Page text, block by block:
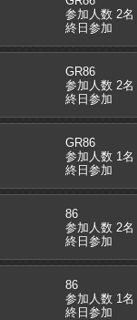
参加人数 2名
終日参加
GR86
参加人数 2名
終日参加
GR86
参加人数 1名
終日参加
86
参加人数 2名
終日参加
86
参加人数 1名
終日参加